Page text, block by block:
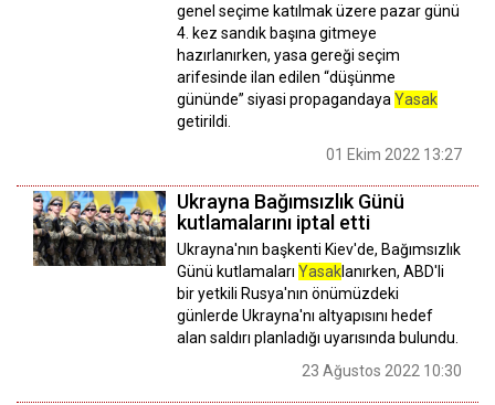
genel seçime katılmak üzere pazar günü
4. kez sandık başına gitmeye
hazırlanırken, yasa gereği seçim
arifesinde ilan edilen “düşünme
gününde” siyasi propagandayaYasak
getirildi.
01 Ekim 2022 13:27
Ukrayna Bağımsızlık Günü
kutlamalarını iptal etti
Ukrayna'nın başkenti Kiev'de, Bağımsızlık
Günü kutlamaları Yasaklanırken, ABD'li
bir yetkili Rusya'nın önümüzdeki
günlerde Ukrayna'nı altyapısını hedef
alan saldırı planladığı uyarısında bulundu.
23 Ağustos 2022 10:30